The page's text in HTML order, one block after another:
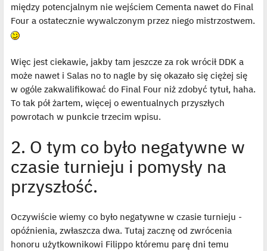
między potencjalnym nie wejściem Cementa nawet do Final
Four a ostatecznie wywalczonym przez niego mistrzostwem.
Więc jest ciekawie, jakby tam jeszcze za rok wrócił DDK a
może nawet i Salas no to nagle by się okazało się ciężej się
w ogóle zakwalifikować do Final Four niż zdobyć tytuł, haha.
To tak pół żartem, więcej o ewentualnych przyszłych
powrotach w punkcie trzecim wpisu.
2. O tym co było negatywne w
czasie turnieju i pomysły na
przyszłość.
Oczywiście wiemy co było negatywne w czasie turnieju -
opóźnienia, zwłaszcza dwa. Tutaj zacznę od zwrócenia
honoru użytkownikowi Filippo któremu parę dni temu